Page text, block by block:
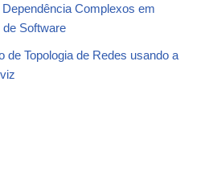
Complexos em
Software
de Topologia de Redes usando a